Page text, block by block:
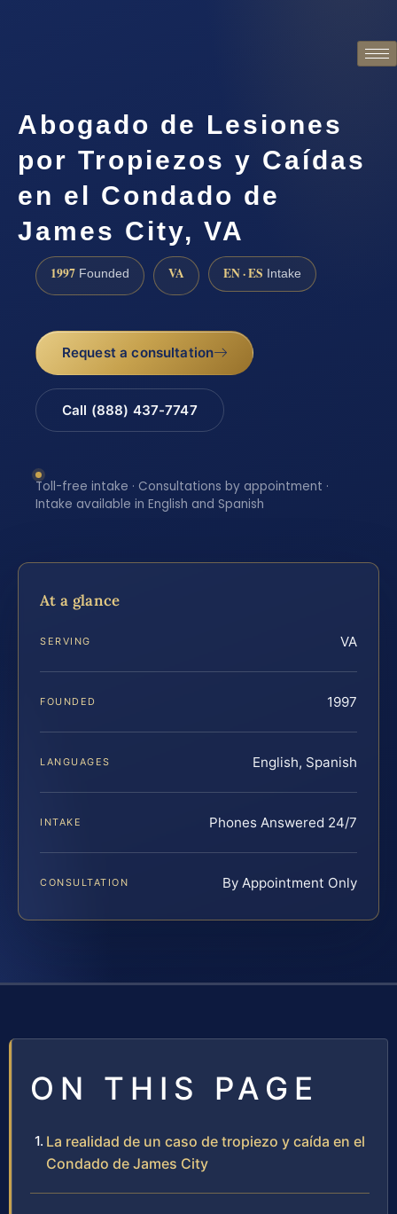
Abogado de Lesiones
por Tropiezos y Caídas
en el Condado de
James City, VA
1997 Founded VA EN · ES Intake
Request a consultation
Call (888) 437-7747
Toll-free intake · Consultations by appointment ·
Intake available in English and Spanish
At a glance
SERVING VA
FOUNDED 1997
LANGUAGES English, Spanish
INTAKE Phones Answered 24/7
CONSULTATION By Appointment Only
ON THIS PAGE
La realidad de un caso de tropiezo y caída en el
Condado de James City